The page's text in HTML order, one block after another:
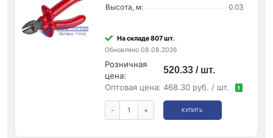
Высота, м:
0.03
На складе 807 шт.
Обновлено 08.08.2026
Розничная
цена:
520.33 / шт.
Оптовая цена: 468.30 руб. / шт. !
- + КУПИТЬ